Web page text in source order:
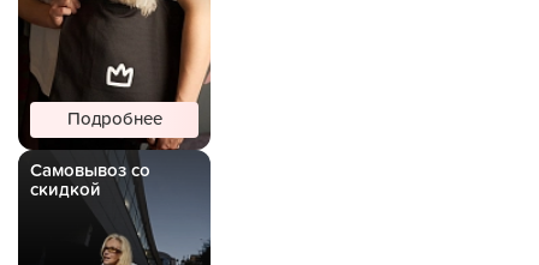
Подробнее
Самовывоз со
скидкой